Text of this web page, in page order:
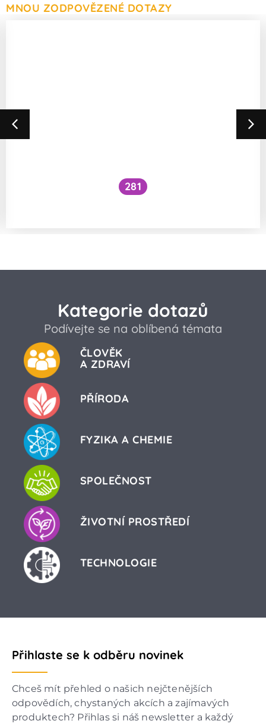
MNOU ZODPOVĚZENÉ DOTAZY
281
Kategorie dotazů
Podívejte se na oblíbená témata
ČLOVĚK
A ZDRAVÍ
PŘÍRODA
FYZIKA A CHEMIE
SPOLEČNOST
ŽIVOTNÍ PROSTŘEDÍ
TECHNOLOGIE
Přihlaste se k odběru novinek
Chceš mít přehled o našich nejčtenějších
odpovědích, chystaných akcích a zajímavých
produktech? Přihlas si náš newsletter a každý